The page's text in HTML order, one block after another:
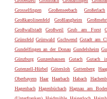
Grosselfingen
Großenseebach Großerlach
Großkarolinenfeld
Großlangheim
Großwallstadt
Großweil Grub am Forst
Grünsfeld Grünwald Gschwend Gstadt am
Gundelfingen an der Donau Gundelsheim
Günzburg
Gunzenhausen Gutach Gutach
Gutenzell-Hürbel
Gütersloh Guttenberg
Oberbayern
Haar Haarbach Habach
Hagenbach Hagenbüchach Hagnau am